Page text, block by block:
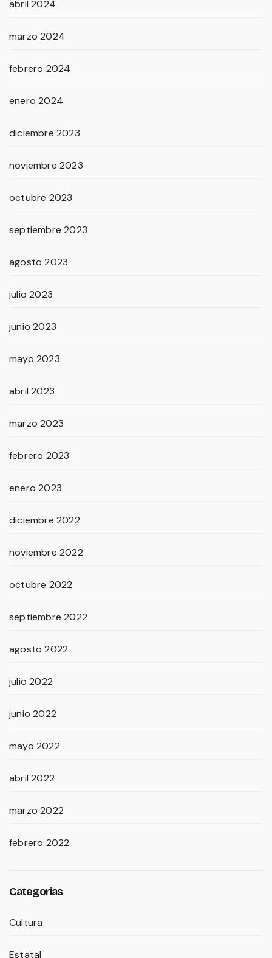
abril 2024
marzo 2024
febrero 2024
enero 2024
diciembre 2023
noviembre 2023
octubre 2023
septiembre 2023
agosto 2023
julio 2023
junio 2023
mayo 2023
abril 2023
marzo 2023
febrero 2023
enero 2023
diciembre 2022
noviembre 2022
octubre 2022
septiembre 2022
agosto 2022
julio 2022
junio 2022
mayo 2022
abril 2022
marzo 2022
febrero 2022
Categorias
Cultura
Estatal